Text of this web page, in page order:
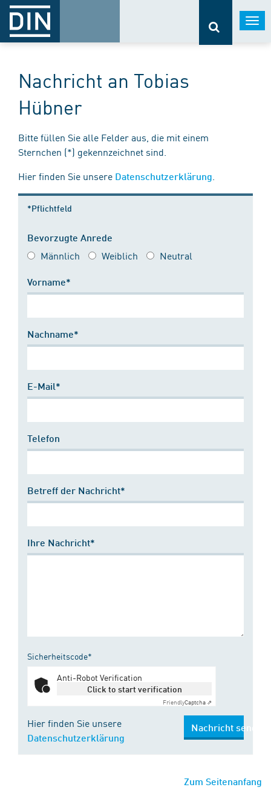
Nachricht an Tobias
Hübner
Bitte füllen Sie alle Felder aus, die mit einem
Sternchen (*) gekennzeichnet sind.
Hier finden Sie unsere Datenschutzerklärung
*Pflichtfeld
Bevorzugte Anrede
Männlich Weiblich Neutral
Vorname*
Nachname*
E-Mail*
Telefon
Betreff der Nachricht*
Ihre Nachricht*
Sicherheitscode*
Anti-Robot Verification
Click to start verification
FriendlyCaptcha ⇗
Hier finden Sie unsere
Datenschutzerklärung
Nachricht senden
Zum Seitenanfang